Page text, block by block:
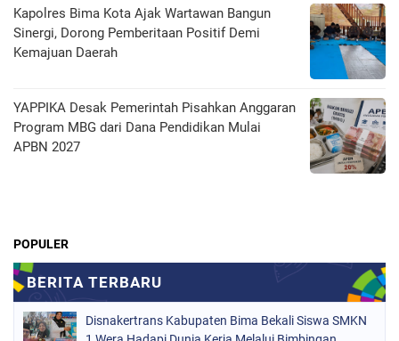
Kapolres Bima Kota Ajak Wartawan Bangun
Sinergi, Dorong Pemberitaan Positif Demi
Kemajuan Daerah
YAPPIKA Desak Pemerintah Pisahkan Anggaran
Program MBG dari Dana Pendidikan Mulai
APBN 2027
POPULER
Disnakertrans Kabupaten Bima Bekali Siswa SMKN